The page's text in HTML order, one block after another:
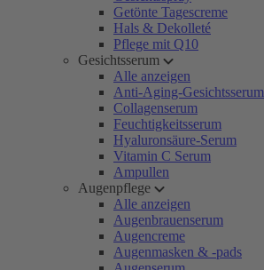
Getönte Tagescreme
Hals & Dekolleté
Pflege mit Q10
Gesichtsserum
Alle anzeigen
Anti-Aging-Gesichtsserum
Collagenserum
Feuchtigkeitsserum
Hyaluronsäure-Serum
Vitamin C Serum
Ampullen
Augenpflege
Alle anzeigen
Augenbrauenserum
Augencreme
Augenmasken & -pads